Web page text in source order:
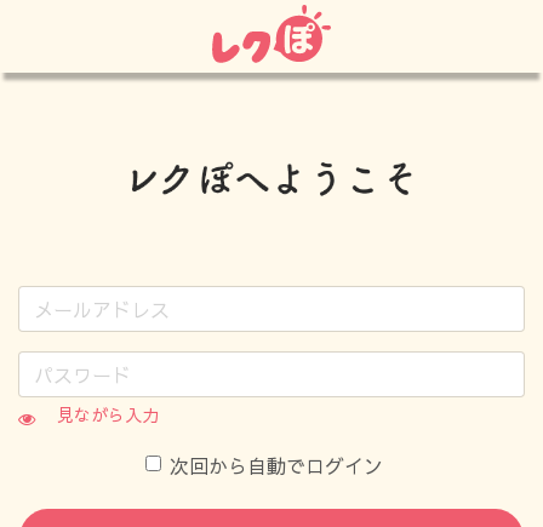
見ながら入力
次回から自動でログイン